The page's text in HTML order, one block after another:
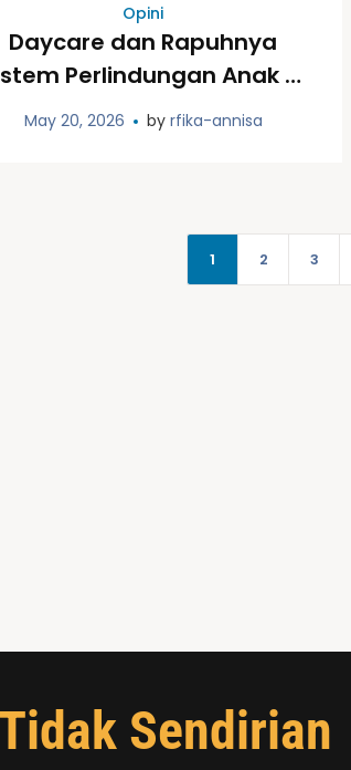
Opini
Daycare dan Rapuhnya
Perlindungan Anak di
Indonesia
May 20, 2026 by rfika-annisa
1 2 3
Tidak Sendirian